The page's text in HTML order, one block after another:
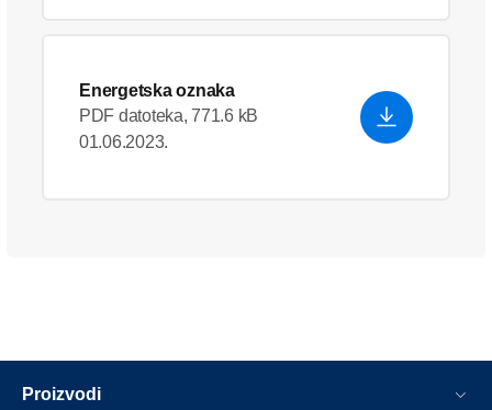
Energetska oznaka
PDF datoteka, 771.6 kB
01.06.2023.
Proizvodi